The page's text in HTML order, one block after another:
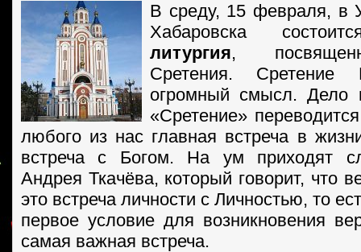
В среду, 15 февраля, в
Хабаровска
литургия,
Сретения. Сретение
огромный смысл. Дело
«Сретение»
любого из нас главная встреча в
встреча с Богом. На ум приходят
Андрея Ткачёва, который говорит, что
это встреча личности с Личностью, то
первое условие для возникновения
самая важная встреча.